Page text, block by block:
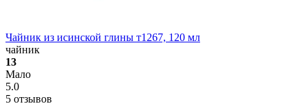
Чайник из исинской глины т1267, 120 мл
чайник
13
Мало
5.0
5 отзывов